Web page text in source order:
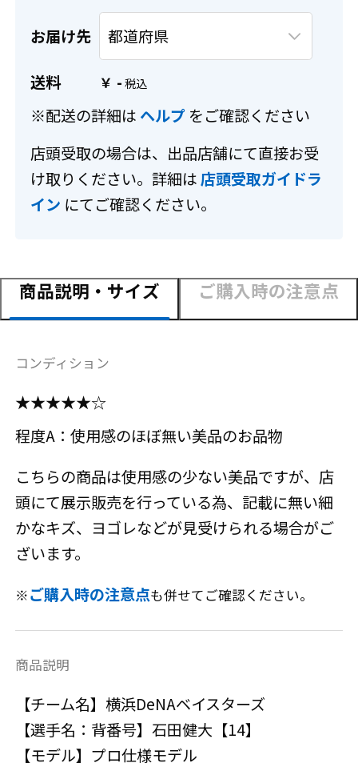
お届け先
送料 ￥ -
※配送の詳細は ヘルプ をご確認ください
店頭受取の場合は、出品店舗にて直接お受
け取りください。詳細は店頭受取ガイドラ
イン にてご確認ください。
商品説明・サイズ ご購入時の注意点
コンディション
★★★★★☆
程度A：使用感のほぼ無い美品のお品物
こちらの商品は使用感の少ない美品ですが、店
頭にて展示販売を行っている為、記載に無い細
かなキズ、ヨゴレなどが見受けられる場合がご
ざいます。
※ご購入時の注意点も併せてご確認ください。
商品説明
【チーム名】横浜DeNAベイスターズ
【選手名：背番号】石田健大【14】
【モデル】プロ仕様モデル